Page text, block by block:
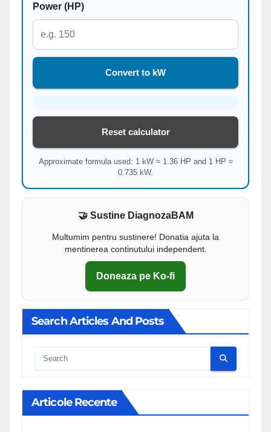
Power (HP)
Convert to kW
Reset calculator
Approximate formula used: 1 kW ≈ 1.36 HP and 1 HP ≈
0.735 kW.
🤝 Sustine DiagnozaBAM
Multumim pentru sustinere! Donatia ajuta la
mentinerea continutului independent.
Doneaza pe Ko-fi
Search Articles And Posts
Cauta
Articole Recente